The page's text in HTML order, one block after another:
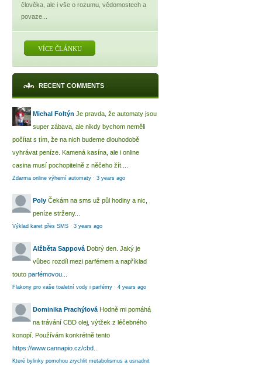
člověka, ale i vše o rozumu, vědomostech a
povaze...
VÍCE ČLÁNKU
RECENT COMMENTS
Michal Foltýn Je pravda, že automaty jsou
super zábava, ale nikdy bychom neměli
počítat s tím, že na nich budeme dlouhodobě
vyhrávat peníze. Kamená kasína, ale i online
casina musí pochopitelně z něčeho žít....
Zdarma online výherní automaty · 3 years ago
Poly Čekám na sms už půl hodiny a nic,
peníze strženy...
Výklad karet přes SMS · 3 years ago
Alžběta Sappová Dobrý den. Jaký je
vůbec rozdíl mezi parfémem a například
touto parfémovou...
Flakony pro vaše toaletní vody i parfémy · 4 years ago
Dominika Prachýlová Hodně mi pomáhá
na trávání CBD olej, výtžek z léčebného
konopí. Používám konkrétně tento
https://www.cannapio.cz/cbd...
Které bylinky pomohou zrychlit metabolismus a usnadnit